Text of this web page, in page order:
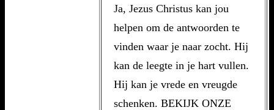
Ja, Jezus Christus kan jou
helpen om de antwoorden te
vinden waar je naar zocht. Hij
kan de leegte in je hart vullen.
Hij kan je vrede en vreugde
schenken. BEKIJK ONZE